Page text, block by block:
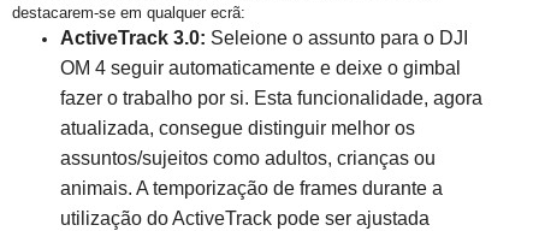
destacarem-se em qualquer ecrã:
ActiveTrack 3.0: Seleione o assunto para o DJI
OM 4 seguir automaticamente e deixe o gimbal
fazer o trabalho por si. Esta funcionalidade, agora
atualizada, consegue distinguir melhor os
assuntos/sujeitos como adultos, crianças ou
animais. A temporização de frames durante a
utilização do ActiveTrack pode ser ajustada